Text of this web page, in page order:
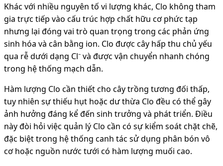
Khác với nhiều nguyên tố vi lượng khác, Clo không tham
gia trực tiếp vào cấu trúc hợp chất hữu cơ phức tạp
nhưng lại đóng vai trò quan trọng trong các phản ứng
sinh hóa và cân bằng ion. Clo được cây hấp thu chủ yếu
qua rễ dưới dạng Cl⁻ và được vận chuyển nhanh chóng
trong hệ thống mạch dẫn.
Hàm lượng Clo cần thiết cho cây trồng tương đối thấp,
tuy nhiên sự thiếu hụt hoặc dư thừa Clo đều có thể gây
ảnh hưởng đáng kể đến sinh trưởng và phát triển. Điều
này đòi hỏi việc quản lý Clo cần có sự kiểm soát chặt chẽ,
đặc biệt trong hệ thống canh tác sử dụng phân bón vô
cơ hoặc nguồn nước tưới có hàm lượng muối cao.